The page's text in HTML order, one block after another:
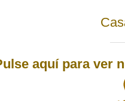
aquí para ver